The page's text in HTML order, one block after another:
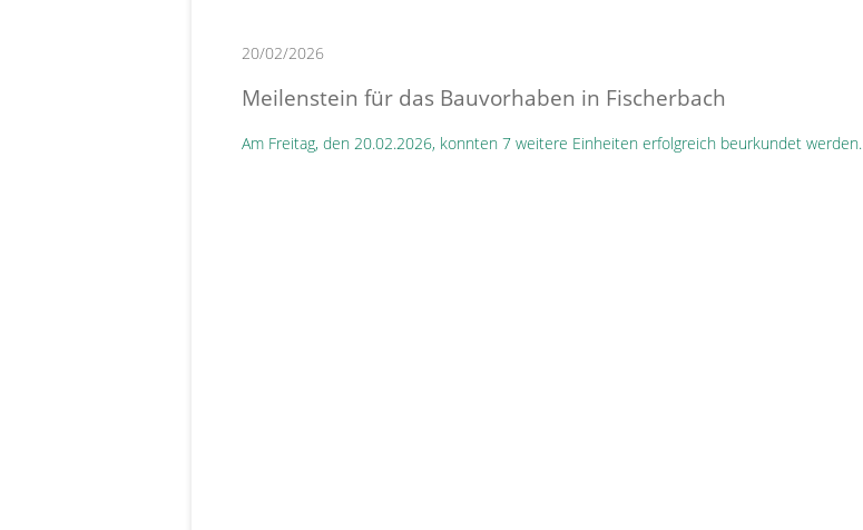
20/02/2026
Meilenstein für das Bauvorhaben in Fischerbach
Am Freitag, den 20.02.2026, konnten 7 weitere Einheiten erfolgreich beurkundet werden.